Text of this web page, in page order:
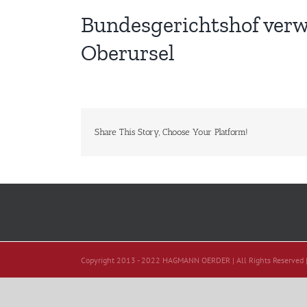
Bundesgerichtshof
Oberursel
Share This Story, Choose Your Platform!
Copyright 2013 - 2022 HAGMANN OERDER | All Rights Reserved |